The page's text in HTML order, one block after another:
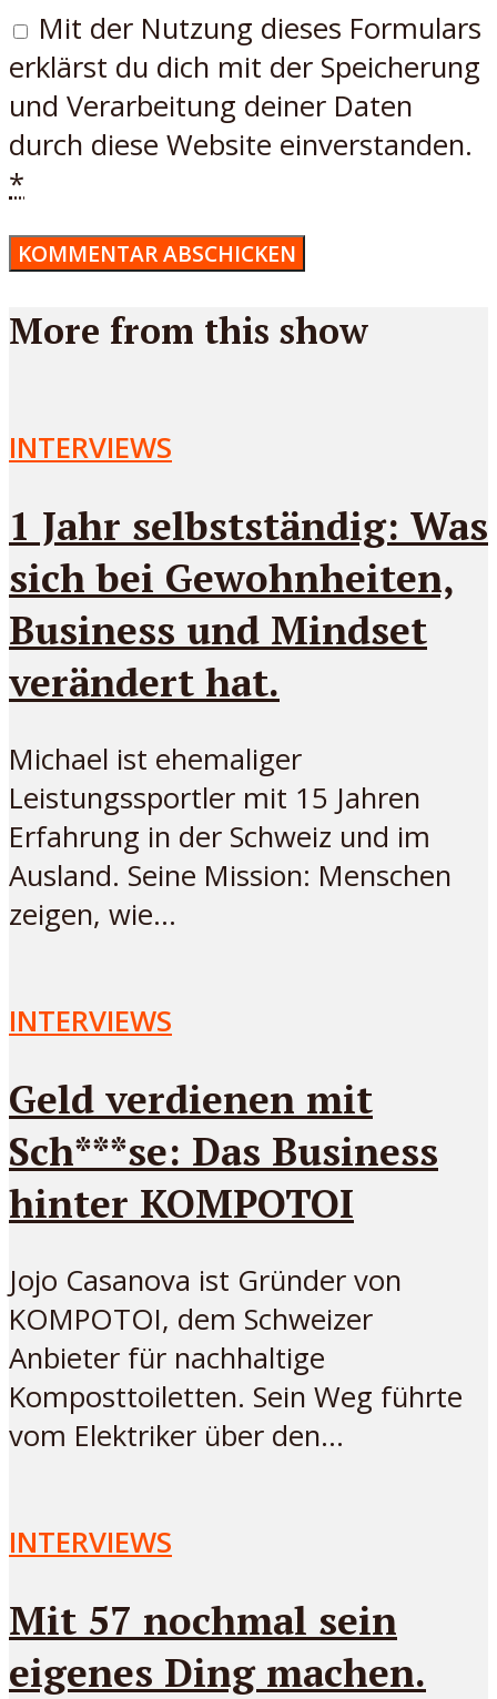
Mit der Nutzung dieses Formulars
erklärst du dich mit der Speicherung
und Verarbeitung deiner Daten
durch diese Website einverstanden.
*
More from this show
INTERVIEWS
1 Jahr selbstständig: Was
sich bei Gewohnheiten,
Business und Mindset
verändert hat.
Michael ist ehemaliger
Leistungssportler mit 15 Jahren
Erfahrung in der Schweiz und im
Ausland. Seine Mission: Menschen
zeigen, wie...
INTERVIEWS
Geld verdienen mit
Sch***se: Das Business
hinter KOMPOTOI
Jojo Casanova ist Gründer von
KOMPOTOI, dem Schweizer
Anbieter für nachhaltige
Komposttoiletten. Sein Weg führte
vom Elektriker über den...
INTERVIEWS
Mit 57 nochmal sein
eigenes Ding machen.